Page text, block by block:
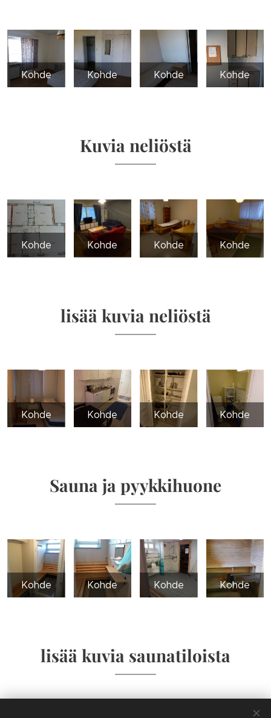
Kohde Kohde Kohde Kohde
Kuvia neliöstä
Kohde Kohde Kohde Kohde
lisää kuvia neliöstä
Kohde Kohde Kohde Kohde
Sauna ja pyykkihuone
Kohde Kohde Kohde Kohde
lisää kuvia saunatiloista